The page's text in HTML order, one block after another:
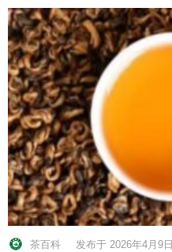
茶百科 发布于 2026年4月9日